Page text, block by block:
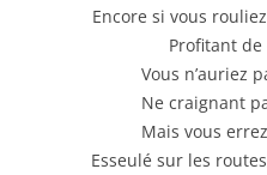
Encore si vous
Profitant de
Vous n’auriez
Ne craignant
Mais vous
Esseulé sur les